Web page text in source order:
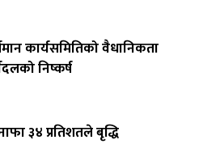
कार्यसमितिको वैधानिकता
निष्कर्ष
३४ प्रतिशतले बृद्धि